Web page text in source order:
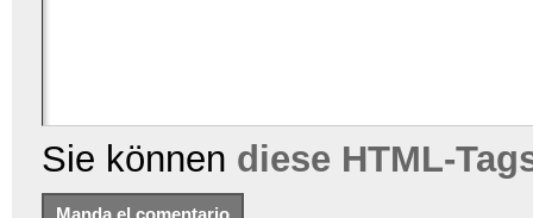
Sie können diese HTML-